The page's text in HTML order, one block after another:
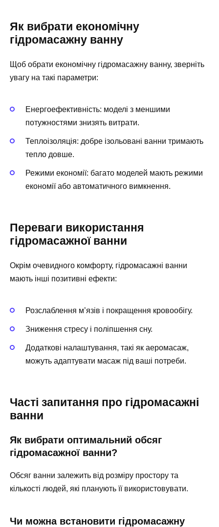
Як вибрати економічну
гідромасажну ванну
Щоб обрати економічну гідромасажну ванну, зверніть
увагу на такі параметри:
Енергоефективність: моделі з меншими
потужностями знизять витрати.
Теплоізоляція: добре ізольовані ванни тримають
тепло довше.
Режими економії: багато моделей мають режими
економії або автоматичного вимкнення.
Переваги використання
гідромасажної ванни
Окрім очевидного комфорту, гідромасажні ванни
мають інші позитивні ефекти:
Розслаблення м’язів і покращення кровообігу.
Зниження стресу і поліпшення сну.
Додаткові налаштування, такі як аеромасаж,
можуть адаптувати масаж під ваші потреби.
Часті запитання про гідромасажні
ванни
Як вибрати оптимальний обсяг
гідромасажної ванни?
Обсяг ванни залежить від розміру простору та
кількості людей, які планують її використовувати.
Чи можна встановити гідромасажну